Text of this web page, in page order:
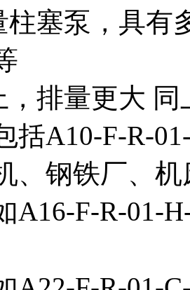
柱塞泵，具有
，排量更大 同
括A10-F-R-
、钢铁厂、机
A16-F-R-01-